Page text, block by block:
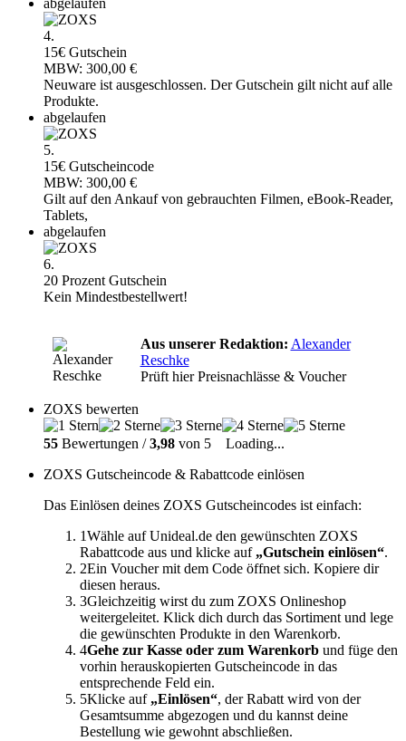
abgelaufen
4.
15€ Gutschein
MBW: 300,00 €
Neuware ist ausgeschlossen. Der Gutschein gilt nicht auf alle
Produkte.
abgelaufen
5.
15€ Gutscheincode
MBW: 300,00 €
Gilt auf den Ankauf von gebrauchten Filmen, eBook-Reader,
Tablets,
abgelaufen
6.
20 Prozent Gutschein
Kein Mindestbestellwert!
Aus unserer Redaktion: Alexander
Reschke
Prüft hier Preisnachlässe & Voucher
ZOXS bewerten
55 Bewertungen /3,98 von 5
Loading...
ZOXS Gutscheincode & Rabattcode einlösen
Das Einlösen deines ZOXS Gutscheincodes ist einfach:
1Wähle auf Unideal.de den gewünschten ZOXS
Rabattcode aus und klicke auf „Gutschein einlösen“.
2Ein Voucher mit dem Code öffnet sich. Kopiere dir
diesen heraus.
3Gleichzeitig wirst du zum ZOXS Onlineshop
weitergeleitet. Klick dich durch das Sortiment und lege
die gewünschten Produkte in den Warenkorb.
4Gehe zur Kasse oder zum Warenkorb und füge den
vorhin herauskopierten Gutscheincode in das
entsprechende Feld ein.
5Klicke auf „Einlösen“, der Rabatt wird von der
Gesamtsumme abgezogen und du kannst deine
Bestellung wie gewohnt abschließen.